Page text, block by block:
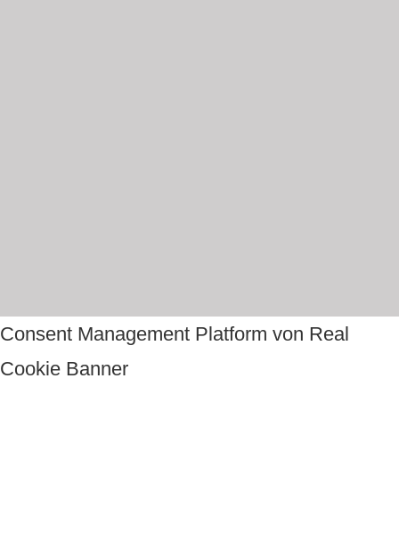
Consent Management Platform von Real
Cookie Banner